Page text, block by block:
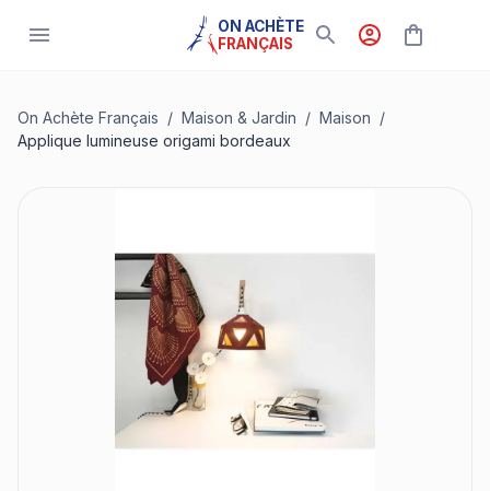
ON ACHÈTE
FRANÇAIS
On Achète Français / Maison & Jardin / Maison /
Applique lumineuse origami bordeaux